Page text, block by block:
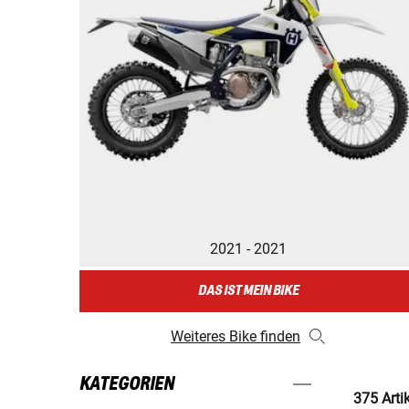
2021 - 2021
DAS IST MEIN BIKE
Weiteres Bike finden
KATEGORIEN
375